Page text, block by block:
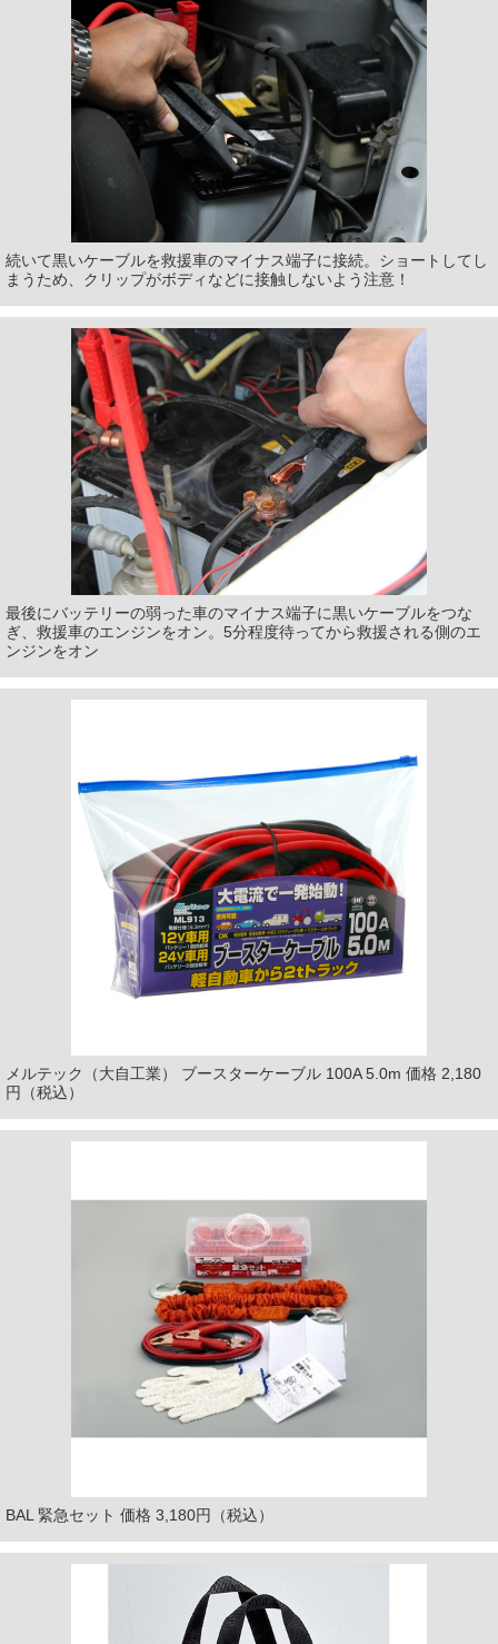
続いて黒いケーブルを救援車のマイナス端子に接続。ショートしてし
まうため、クリップがボディなどに接触しないよう注意！
最後にバッテリーの弱った車のマイナス端子に黒いケーブルをつな
ぎ、救援車のエンジンをオン。5分程度待ってから救援される側のエ
ンジンをオン
メルテック（大自工業） ブースターケーブル 100A 5.0m 価格 2,180
円（税込）
BAL 緊急セット 価格 3,180円（税込）